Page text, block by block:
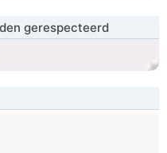
gerespecteerd